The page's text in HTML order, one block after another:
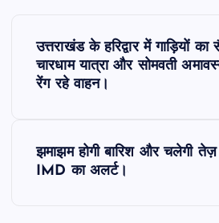
उत्तराखंड के हरिद्वार में गाड़ियों
चारधाम यात्रा और सोमवती
रेंग रहे वाहन।
झमाझम होगी बारिश और चलेगी तेज़
IMD का अलर्ट।